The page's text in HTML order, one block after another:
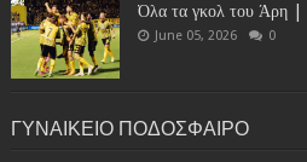
Όλα τα γκολ του Άρη
June 05, 2026 0
ΓΥΝΑΙΚΕΙΟ ΠΟΔΟΣΦΑΙΡΟ